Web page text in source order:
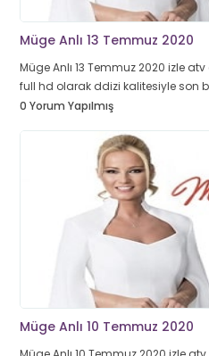
Müge Anlı 13 Temmuz 2020
Müge Anlı 13 Temmuz 2020 izle
full hd olarak ddizi kalitesiyle son
0 Yorum Yapılmış
Müge Anlı 10 Temmuz 2020